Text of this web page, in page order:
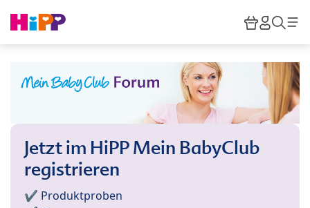
HiPP
Jetzt im HiPP Mein BabyClub
registrieren
✔️ Produktproben